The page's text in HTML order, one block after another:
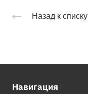
Назад к списку
Навигация